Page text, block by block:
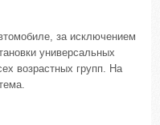
за исключением
универсальных
возрастных групп. На